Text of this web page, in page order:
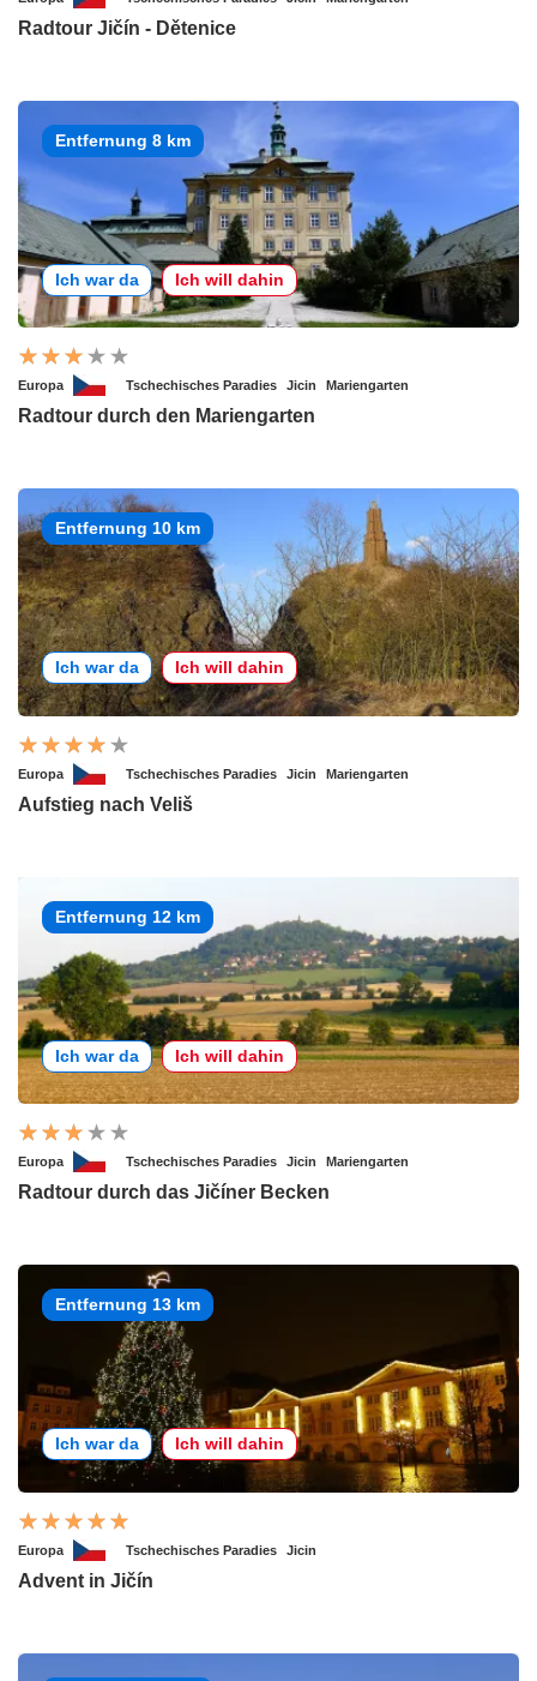
Radtour Jičín - Dětenice
Entfernung 8 km
Ich war da Ich will dahin
Europa Tschechisches Paradies Jicin Mariengarten
Radtour durch den Mariengarten
Entfernung 10 km
Ich war da Ich will dahin
Europa Tschechisches Paradies Jicin Mariengarten
Aufstieg nach Veliš
Entfernung 12 km
Ich war da Ich will dahin
Europa Tschechisches Paradies Jicin Mariengarten
Radtour durch das Jičíner Becken
Entfernung 13 km
Ich war da Ich will dahin
Europa Tschechisches Paradies Jicin
Advent in Jičín